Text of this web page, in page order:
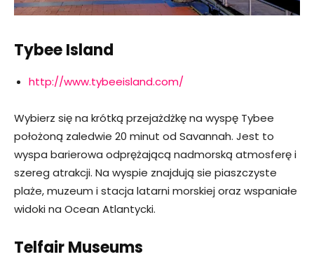
Tybee Island
http://www.tybeeisland.com/
Wybierz się na krótką przejażdżkę na wyspę Tybee
położoną zaledwie 20 minut od Savannah. Jest to
wyspa barierowa odprężającą nadmorską atmosferę i
szereg atrakcji. Na wyspie znajdują sie piaszczyste
plaże, muzeum i stacja latarni morskiej oraz wspaniałe
widoki na Ocean Atlantycki.
Telfair Museums